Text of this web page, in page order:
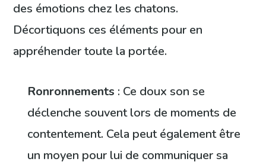
des émotions chez les chatons.
Décortiquons ces éléments pour en
appréhender toute la portée.
Ronronnements : Ce doux son se
déclenche souvent lors de moments de
contentement. Cela peut également être
un moyen pour lui de communiquer sa